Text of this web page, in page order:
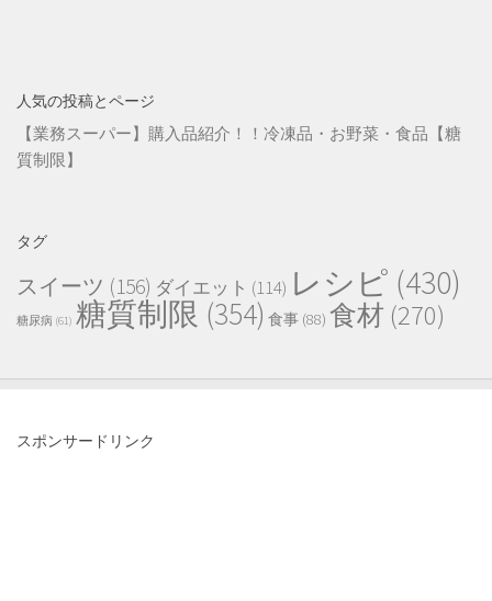
人気の投稿とページ
【業務スーパー】購入品紹介！！冷凍品・お野菜・食品【糖
質制限】
タグ
スイーツ (156) ダイエット (114) レシピ (430)
糖尿病 (61) 糖質制限 (354) 食事 (88) 食材 (270)
スポンサードリンク